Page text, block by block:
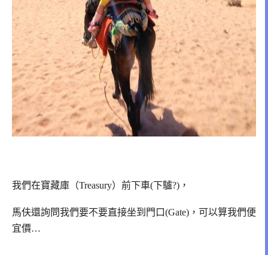
我們在寶藏庫（Treasury）前下車(下驢?)，
馬伕還詢問我們要不要直接坐到門口(Gate)，可以算我們便
宜價…